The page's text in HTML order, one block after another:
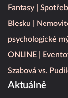
Fantasy
Blesku
psychologické
ONLINE
Szabová vs.
Aktuálně